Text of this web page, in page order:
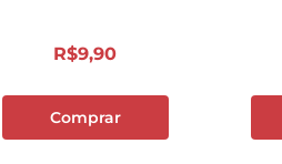
R$9,90
Comprar